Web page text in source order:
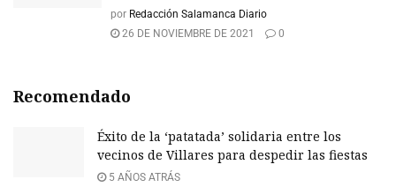
por Redacción Salamanca Diario
26 DE NOVIEMBRE DE 2021
0
Recomendado
Éxito de la ‘patatada’ solidaria entre los
vecinos de Villares para despedir las fiestas
5 AÑOS ATRÁS